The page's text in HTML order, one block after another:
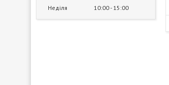
Неділя
10:00 15:00